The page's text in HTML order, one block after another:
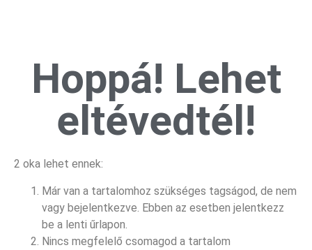
Hoppá! Lehet
eltévedtél!
2 oka lehet ennek:
Már van a tartalomhoz szükséges tagságod, de nem
vagy bejelentkezve. Ebben az esetben jelentkezz
be a lenti űrlapon.
Nincs megfelelő csomagod a tartalom